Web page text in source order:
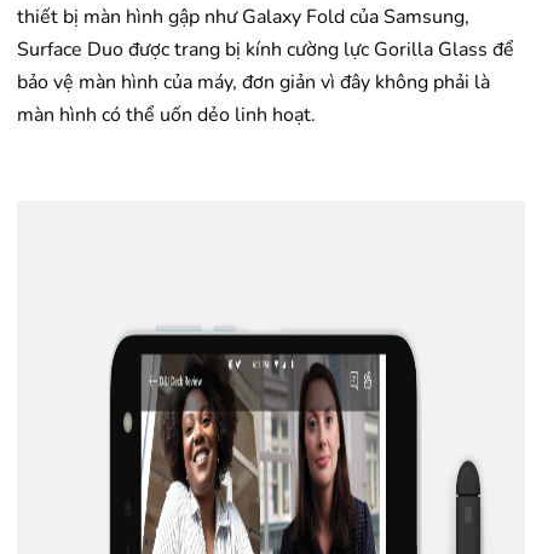
thiết bị màn hình gập như Galaxy Fold của Samsung,
Surface Duo được trang bị kính cường lực Gorilla Glass để
bảo vệ màn hình của máy, đơn giản vì đây không phải là
màn hình có thể uốn dẻo linh hoạt.